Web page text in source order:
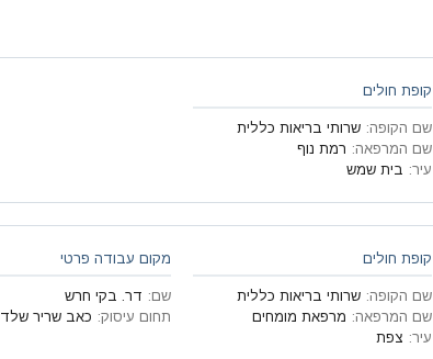
קופת חולים
שם הקופה: שרותי בריאות כללית
שם המרפאה: רמת נוף
עיר: בית שמש
קופת חולים
שם הקופה: שרותי בריאות כללית
שם המרפאה: מרפאת מומחים
עיר: צפת
מקום עבודה פרטי
שם: דר. בקי חרש
תחום עיסוק: כאב שריר שלד